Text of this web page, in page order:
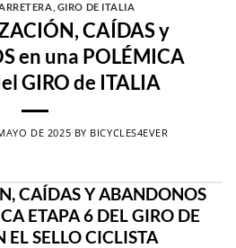
GIRO DE ITALIA
CAÍDAS y
en una POLÉMICA
GIRO de ITALIA
DE 2025 BY BICYCLES4EVER
CAÍDAS Y ABANDONOS
ETAPA 6 DEL GIRO DE
EL SELLO CICLISTA